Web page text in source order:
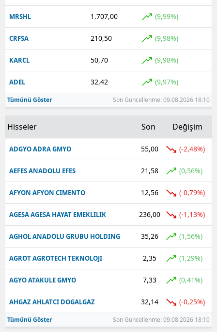
MRSHL 1.707,00 (9,99%)
CRFSA 210,50 (9,98%)
KARCL 50,70 (9,98%)
ADEL 32,42 (9,97%)
Tümünü Göster Son Güncellenme: 09.08.2026 18:10
Hisseler Son Değişim
ADGYO ADRA GMYO 55,00 (-2,48%)
AEFES ANADOLU EFES 21,58 (0,56%)
AFYON AFYON CIMENTO 12,56 (-0,79%)
AGESA AGESA HAYAT EMEKLILIK 236,00 (-1,13%)
AGHOL ANADOLU GRUBU HOLDING 35,26 (1,56%)
AGROT AGROTECH TEKNOLOJI 2,35 (1,29%)
AGYO ATAKULE GMYO 7,33 (0,41%)
AHGAZ AHLATCI DOGALGAZ 32,14 (-0,25%)
Tümünü Göster Son Güncellenme: 09.08.2026 18:10